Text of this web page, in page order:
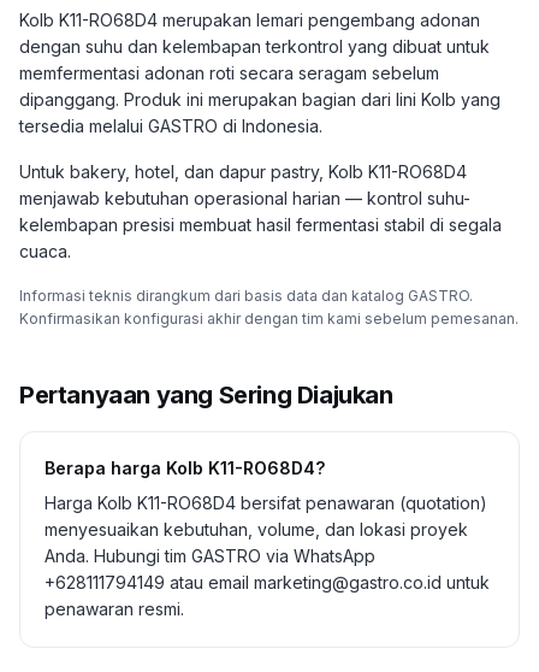
Kolb K11-RO68D4 merupakan lemari pengembang adonan
dengan suhu dan kelembapan terkontrol yang dibuat untuk
memfermentasi adonan roti secara seragam sebelum
dipanggang. Produk ini merupakan bagian dari lini Kolb yang
tersedia melalui GASTRO di Indonesia.
Untuk bakery, hotel, dan dapur pastry, Kolb K11-RO68D4
menjawab kebutuhan operasional harian — kontrol suhu-
kelembapan presisi membuat hasil fermentasi stabil di segala
cuaca.
Informasi teknis dirangkum dari basis data dan katalog GASTRO.
Konfirmasikan konfigurasi akhir dengan tim kami sebelum pemesanan.
Pertanyaan yang Sering Diajukan
Berapa harga Kolb K11-RO68D4?
Harga Kolb K11-RO68D4 bersifat penawaran (quotation)
menyesuaikan kebutuhan, volume, dan lokasi proyek
Anda. Hubungi tim GASTRO via WhatsApp
+628111794149 atau email marketing@gastro.co.id untuk
penawaran resmi.